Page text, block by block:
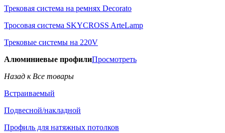
Трековая система на ремнях Decorato
Тросовая система SKYCROSS ArteLamp
Трековые системы на 220V
Алюминиевые профилиПросмотреть
Назад к Все товары
Встраиваемый
Подвесной/накладной
Профиль для натяжных потолков